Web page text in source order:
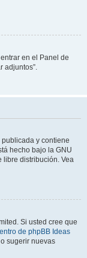
en el Panel de
adjuntos”.
y contiene
hecho bajo la GNU
libre distribución. Vea
Si usted cree que
de phpBB Ideas
sugerir nuevas